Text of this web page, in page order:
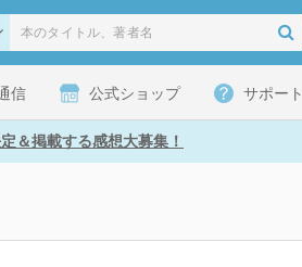
信 公式ショップ サポート
＆掲載する感想大募集！